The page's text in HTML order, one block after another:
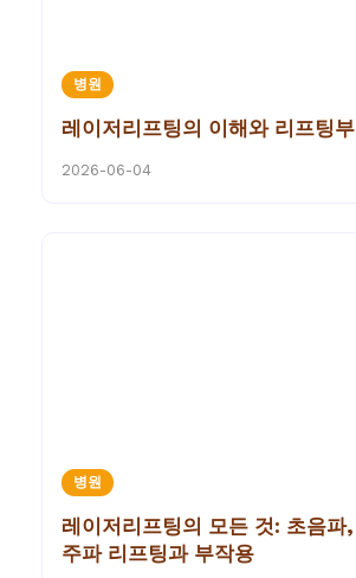
병원
레이저리프팅의 이해와 리프팅
2026-06-04
병원
레이저리프팅의 모든 것: 초음파
주파 리프팅과 부작용